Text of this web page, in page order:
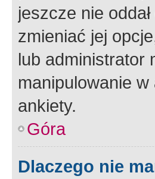
jeszcze nie
zmieniać jej
lub administrator
manipulowanie
ankiety.
Góra
Dlaczego nie